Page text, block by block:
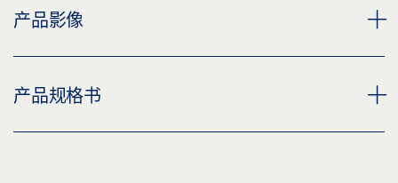
产品影像
ID169826 DOOR CHAIN EXPOSED
产品规格书